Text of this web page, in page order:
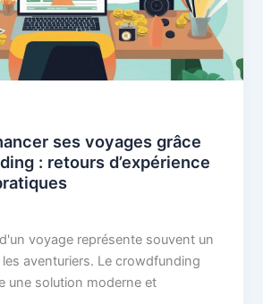
ses voyages grâce
: retours d’expérience
voyage représente souvent un
aventuriers. Le crowdfunding
une solution moderne et